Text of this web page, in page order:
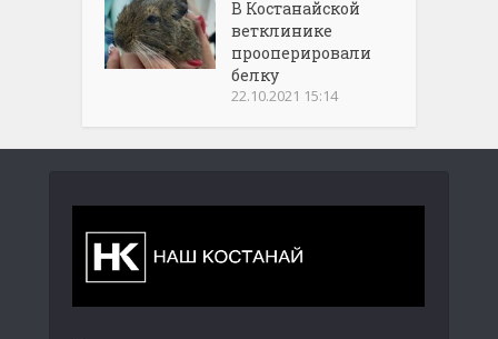
В Костанайской
ветклинике
прооперировали
белку
22.10.2021 15:14